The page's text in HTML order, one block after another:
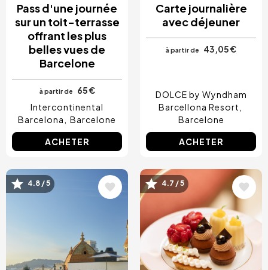
Pass d'une journée
sur un toit-terrasse
offrant les plus
belles vues de
Barcelone
à partir de
65 €
Intercontinental
Barcelona
Barcelone
ACHETER
Carte journalière
avec déjeuner
à partir de 43,05 €
DOLCE by Wyndham
Barcellona Resort
Barcelone
ACHETER
Image
4.8 / 5 Image
4.7 / 5